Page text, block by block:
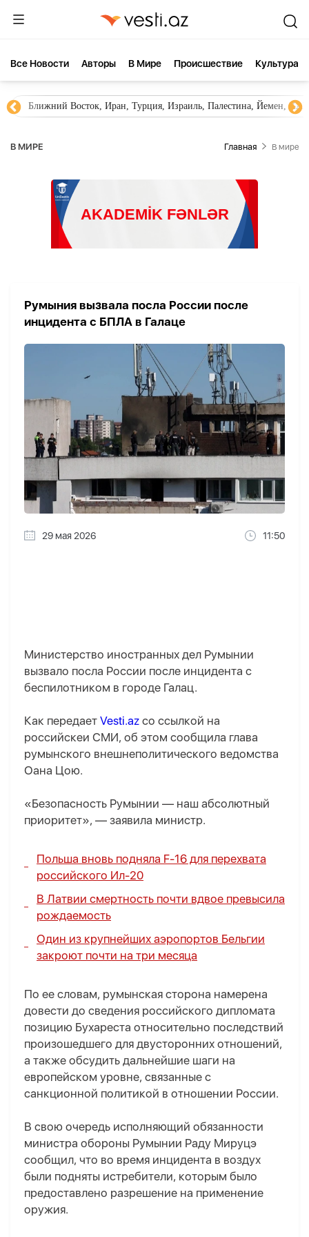
Все Новости Aвторы В Мире Происшествие Культура
Ближний Восток, Иран, Турция, Израиль, Палестина, Йемен,
В МИРЕ Главная В мире
Румыния вызвала посла России после
инцидента с БПЛА в Галаце
29 мая 2026 11:50
Министерство иностранных дел Румынии
вызвало посла России после инцидента с
беспилотником в городе Галац.
Как передает Vesti.az со ссылкой на
российскеи СМИ, об этом сообщила глава
румынского внешнеполитического ведомства
Оана Цою.
«Безопасность Румынии — наш абсолютный
приоритет», — заявила министр.
Польша вновь подняла F-16 для перехвата
российского Ил-20
В Латвии смертность почти вдвое превысила
рождаемость
Один из крупнейших аэропортов Бельгии
закроют почти на три месяца
По ее словам, румынская сторона намерена
довести до сведения российского дипломата
позицию Бухареста относительно последствий
произошедшего для двусторонних отношений,
а также обсудить дальнейшие шаги на
европейском уровне, связанные с
санкционной политикой в отношении России.
В свою очередь исполняющий обязанности
министра обороны Румынии Раду Мируцэ
сообщил, что во время инцидента в воздух
были подняты истребители, которым было
предоставлено разрешение на применение
оружия.